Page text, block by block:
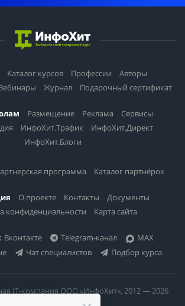
Каталог курсов Профессии
Авторы
Журнал Подарочный сертификат
Размещение Реклама
Сервисы
ИнфоХит.Трафик
ИнфоХит.Директ
ИнфоХит.Блоги
программа Каталог партнёрок
О проекте Контакты
Документы
конфиденциальности
Карта сайта
Вконтакте Telegram-канал
MAX
Чат специалистов Подбор курса
IT-компания ООО «ИнфоХит», 2012 — 2026